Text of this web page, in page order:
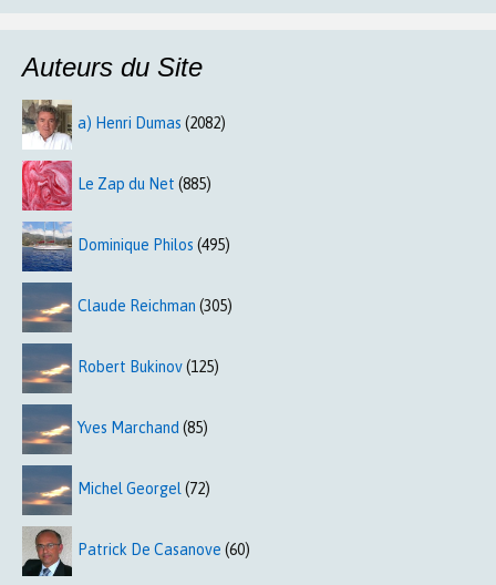
Auteurs du Site
a) Henri Dumas (2082)
Le Zap du Net (885)
Dominique Philos (495)
Claude Reichman (305)
Robert Bukinov(125)
Yves Marchand (85)
Michel Georgel (72)
Patrick De Casanove (60)